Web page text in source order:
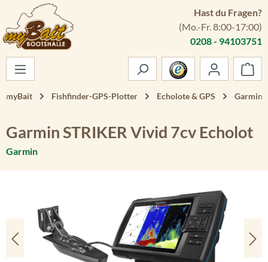
Zum Hauptinhalt springen
Hast du Fragen?
(Mo.-Fr. 8:00-17:00)
0208 - 94103751
myBait Fishfinder-GPS-Plotter Echolote & GPS Garmin
Garmin STRIKER Vivid 7cv Echolot
Garmin